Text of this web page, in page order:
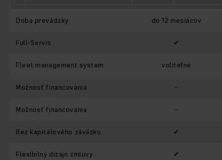
Doba prevádzky do 12 mesiacov
Full-Servis ✔
Fleet management system voliteľné
Možnosť financovania -
Možnosť financovania -
Bez kapitálového záväzku ✔
Flexibilný dizajn zmluvy ✔